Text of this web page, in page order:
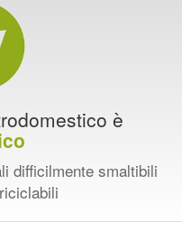
è
difficilmente smaltibili